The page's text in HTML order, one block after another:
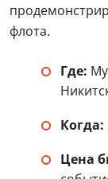
День
Тушино»
Праздник
проходить